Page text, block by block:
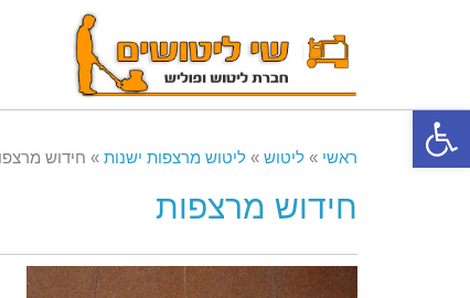
פתח סרגל נגישות
ראשי » ליטוש » ליטוש מרצפות ישנות » חידוש
חידוש מרצפות